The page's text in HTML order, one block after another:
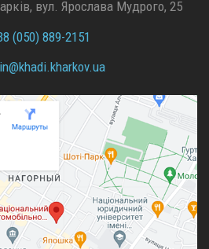
вул. Ярослава Мудрого, 25
(050) 889-2151
khadi.kharkov.ua